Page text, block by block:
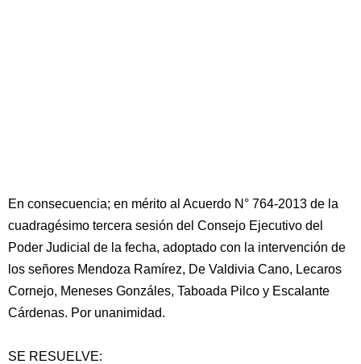
En consecuencia; en mérito al Acuerdo N° 764-2013 de la
cuadragésimo tercera sesión del Consejo Ejecutivo del
Poder Judicial de la fecha, adoptado con la intervención de
los señores Mendoza Ramírez, De Valdivia Cano, Lecaros
Cornejo, Meneses Gonzáles, Taboada Pilco y Escalante
Cárdenas. Por unanimidad.
SE RESUELVE: